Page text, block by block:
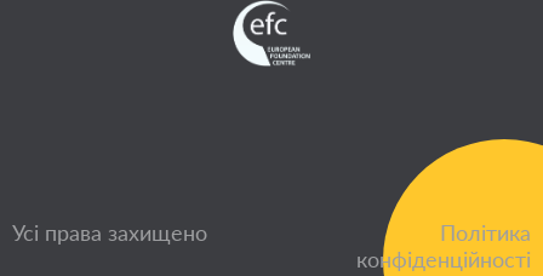
Усі права захищено
Політика
конфіденційності